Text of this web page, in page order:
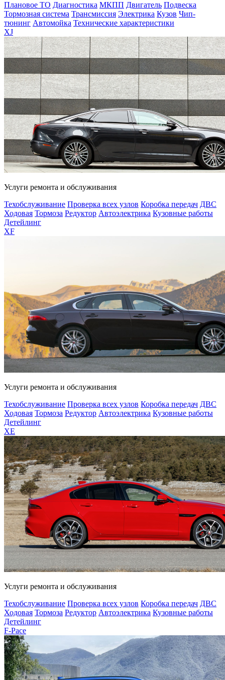
Плановое ТО Диагностика МКПП Двигатель Подвеска
Тормозная система Трансмиссия Электрика Кузов Чип-
тюнинг Автомойка Технические характеристики
XJ
Услуги ремонта и обслуживания
Техобслуживание Проверка всех узлов Коробка передач ДВС
Ходовая Тормоза Редуктор Автоэлектрика Кузовные работы
Детейлинг
XF
Услуги ремонта и обслуживания
Техобслуживание Проверка всех узлов Коробка передач ДВС
Ходовая Тормоза Редуктор Автоэлектрика Кузовные работы
Детейлинг
XE
Услуги ремонта и обслуживания
Техобслуживание Проверка всех узлов Коробка передач ДВС
Ходовая Тормоза Редуктор Автоэлектрика Кузовные работы
Детейлинг
F-Pace